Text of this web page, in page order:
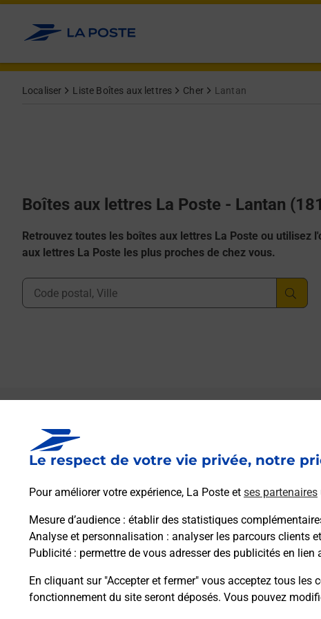
Le respect de votre vie privée, notre
Pour améliorer votre expérience, La Poste et ses partenaires
Mesure d’audience : établir des statistiques
Analyse et personnalisation : analyser les parcours clients
Publicité : permettre de vous adresser des publicités en lien
En cliquant sur "Accepter et fermer" vous acceptez tous
fonctionnement du site seront déposés. Vous pouvez
Allez au contenu
Localiser Liste Boîtes aux lettres Cher Lantan
Boîtes aux lettres La Poste - Lantan
Retrouvez toutes les boîtes aux lettres La Poste ou utilisez
aux lettres La Poste les plus proches de chez vous.
Ville, Département, Code Postal
Boîte aux lettres La Poste
Prochaine collecte du courrier lundià 08h30
Le Bourg
Itinéraire